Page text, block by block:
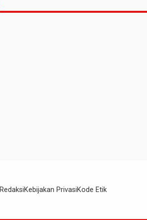
RedaksiKebijakan PrivasiKode Etik